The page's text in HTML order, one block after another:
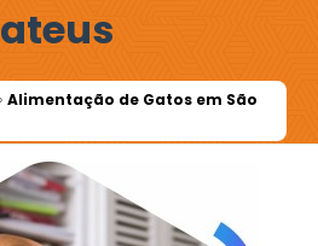
Alimentação de Gatos em São